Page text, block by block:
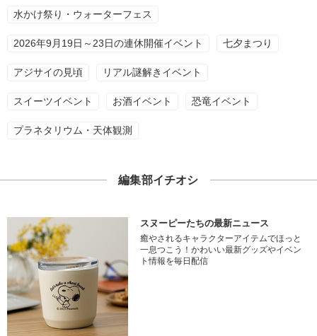
水かけ祭り・ウォーターフェス
2026年9月19日～23日の連休開催イベント 七夕まつり
アジサイの見頃 リアル謎解きイベント
スイーツイベント お酒イベント 恐竜イベント
プラネタリウム・天体観測
編集部イチオシ
スヌーピーたちの最新ニュース
癒やされるキャラクターアイテムでほっと
一息つこう！かわいい最新グッズやイベン
ト情報を毎日配信